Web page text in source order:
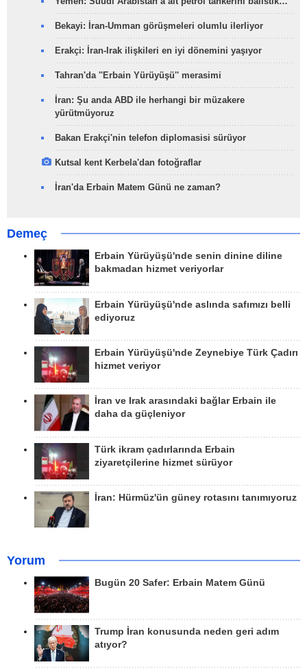
Bekayi: İran-Umman görüşmeleri olumlu ilerliyor
Erakçi: İran-Irak ilişkileri en iyi dönemini yaşıyor
Tahran'da ''Erbain Yürüyüşü'' merasimi
İran: Şu anda ABD ile herhangi bir müzakere
yürütmüyoruz
Bakan Erakçi'nin telefon diplomasisi sürüyor
Kutsal kent Kerbela'dan fotoğraflar
İran'da Erbain Matem Günü ne zaman?
Demeç
Erbain Yürüyüşü'nde senin dinine diline
bakmadan hizmet veriyorlar
Erbain Yürüyüşü'nde aslında safımızı belli
ediyoruz
Erbain Yürüyüşü'nde Zeynebiye Türk Çadırı
hizmet veriyor
İran ve Irak arasındaki bağlar Erbain ile
daha da güçleniyor
Türk ikram çadırlarında Erbain
ziyaretçilerine hizmet sürüyor
İran: Hürmüz'ün güney rotasını tanımıyoruz
Yorum
Bugün 20 Safer: Erbain Matem Günü
Trump İran konusunda neden geri adım
atıyor?